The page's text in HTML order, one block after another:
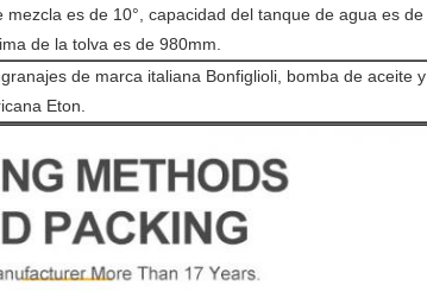
mezcla es de 10°, capacidad del tanque de agua es de
de la tolva es de 980mm.
de marca italiana Bonfiglioli, bomba de aceite y
Eton.